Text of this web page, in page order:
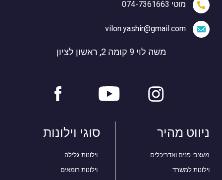
מוטי 074-7361663
vilon.yashir@gmail.com
משה לוי 9 קומה 2, ראשון לציון
ניווט מהיר
מעצבי פנים ואדריכלים
וילונות למשרד
סוגי וילונות
וילונות גלילה
וילונות רומאים